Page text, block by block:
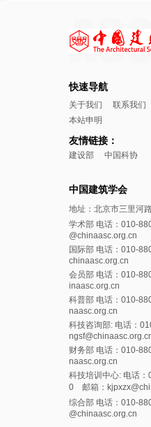
快速导航
关于我们 联系我们
本站申明
友情链接：
建设部 中国科协
中国建筑学会
地址：北京市三里河
学术部 电话：010-
@chinaasc.org.cn
国际部 电话：010-
chinaasc.org.cn
会员部 电话：010-
inaasc.org.cn
科普部 电话：010-
naasc.org.cn
科技咨询部: 电话：
财务部 电话：010-
naasc.org.cn
科技培训中心: 电话
0 邮箱：
综合部 电话：010-
@chinaasc.org.cn